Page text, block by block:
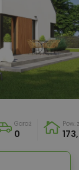
Garaż
0
Pow.